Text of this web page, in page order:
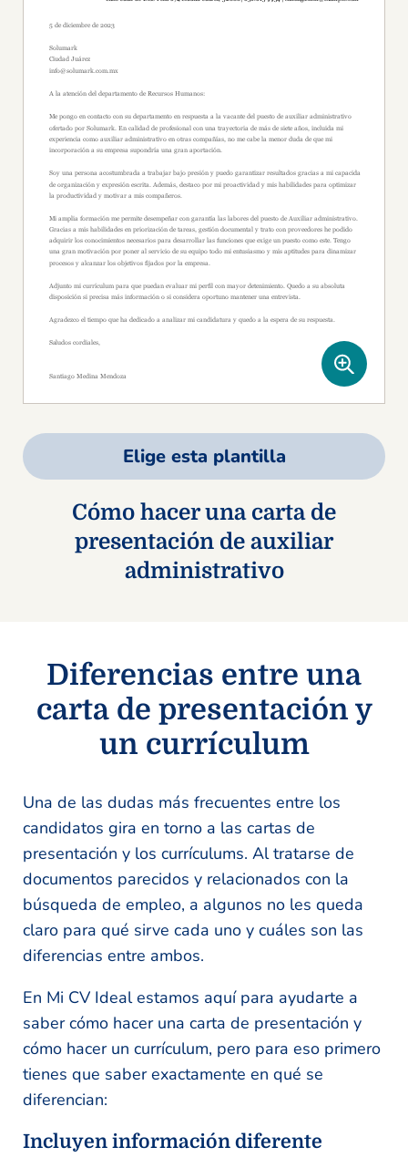
Elige esta plantilla
Cómo hacer una carta de
presentación de auxiliar
administrativo
Diferencias entre una
carta de presentación y
un currículum
Una de las dudas más frecuentes entre los
candidatos gira en torno a las cartas de
presentación y los currículums. Al tratarse de
documentos parecidos y relacionados con la
búsqueda de empleo, a algunos no les queda
claro para qué sirve cada uno y cuáles son las
diferencias entre ambos.
En Mi CV Ideal estamos aquí para ayudarte a
saber cómo hacer una carta de presentación y
cómo hacer un currículum, pero para eso primero
tienes que saber exactamente en qué se
diferencian:
Incluyen información diferente